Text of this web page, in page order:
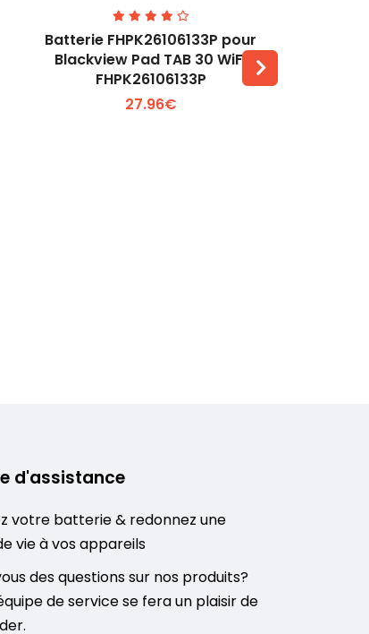
Voir plus +
Batterie FHPK26106133P pour
Blackview Pad TAB 30 WiFi
FHPK26106133P
27.96€
d'assistance
votre batterie & redonnez une
vie à vos appareils
des questions sur nos produits?
de service se fera un plaisir de